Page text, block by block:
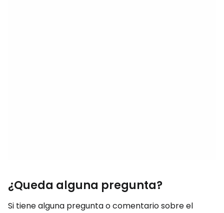
¿Queda alguna pregunta?
Si tiene alguna pregunta o comentario sobre el